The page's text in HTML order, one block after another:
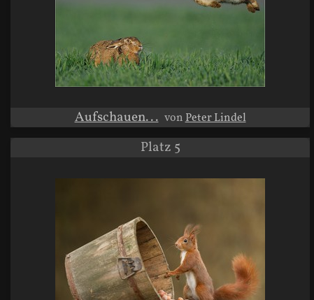
Aufschauen... vonPeter Lindel
Platz 5